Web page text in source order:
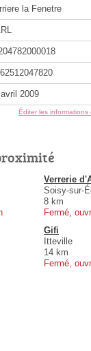
la Fenetre
2009
Éditer les
Verrerie
Soisy-sur-
8 km
Fermé,
Gifi
Itteville
14 km
Fermé,